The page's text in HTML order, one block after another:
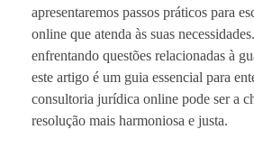
apresentaremos passos práticos para
online que atenda às suas
enfrentando questões relacionadas à
este artigo é um guia essencial para
consultoria jurídica online pode ser a
resolução mais harmoniosa e justa.